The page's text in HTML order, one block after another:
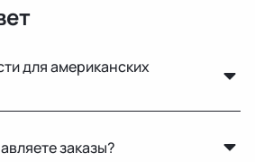
для американских
Chevrolet и других
заказы?